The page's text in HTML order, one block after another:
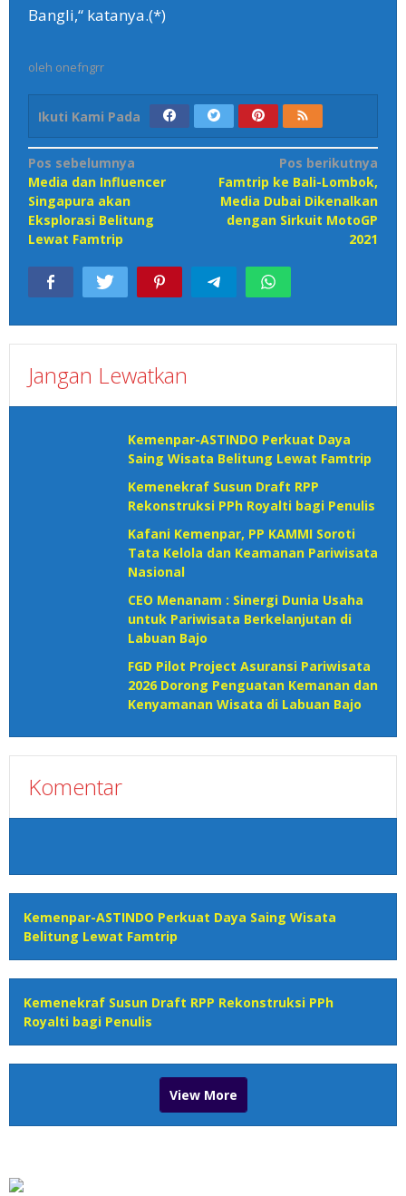
Bangli,“ katanya.(*)
oleh onefngrr
Ikuti Kami Pada
Navigasi
pos
Pos sebelumnya
Media dan Influencer
Singapura akan
Eksplorasi Belitung
Lewat Famtrip
Pos berikutnya
Famtrip ke Bali-Lombok,
Media Dubai Dikenalkan
dengan Sirkuit MotoGP
2021
Jangan Lewatkan
Kemenpar-ASTINDO Perkuat Daya
Saing Wisata Belitung Lewat Famtrip
Kemenekraf Susun Draft RPP
Rekonstruksi PPh Royalti bagi Penulis
Kafani Kemenpar, PP KAMMI Soroti
Tata Kelola dan Keamanan Pariwisata
Nasional‎
CEO Menanam : Sinergi Dunia Usaha
untuk Pariwisata Berkelanjutan di
Labuan Bajo
FGD Pilot Project Asuransi Pariwisata
2026 Dorong Penguatan Kemanan dan
Kenyamanan Wisata di Labuan Bajo
Komentar
Kemenpar-ASTINDO Perkuat Daya Saing Wisata
Belitung Lewat Famtrip
Kemenekraf Susun Draft RPP Rekonstruksi PPh
Royalti bagi Penulis
View More